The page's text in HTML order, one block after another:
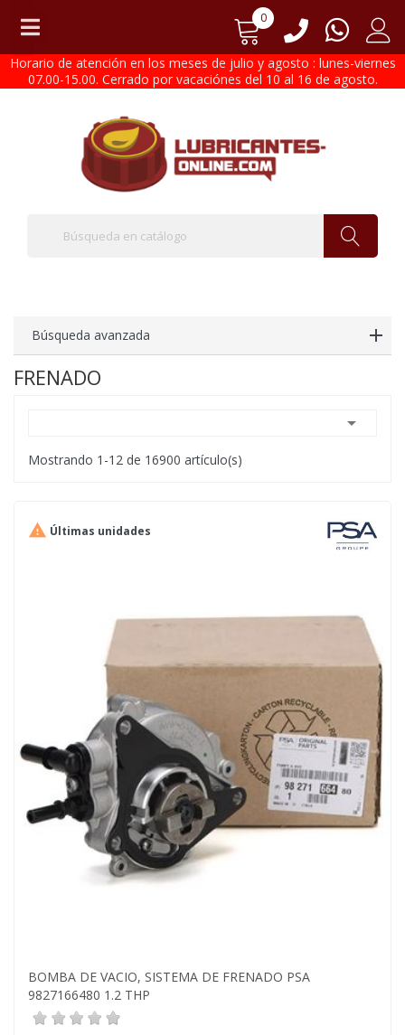
0
Horario de atención en los meses de julio y agosto : lunes-viernes
07.00-15.00. Cerrado por vacaciónes del 10 al 16 de agosto.
Búsqueda avanzada
FRENADO

Mostrando 1-12 de 16900 artículo(s)
 Últimas unidades
BOMBA DE VACIO, SISTEMA DE FRENADO PSA
9827166480 1.2 THP